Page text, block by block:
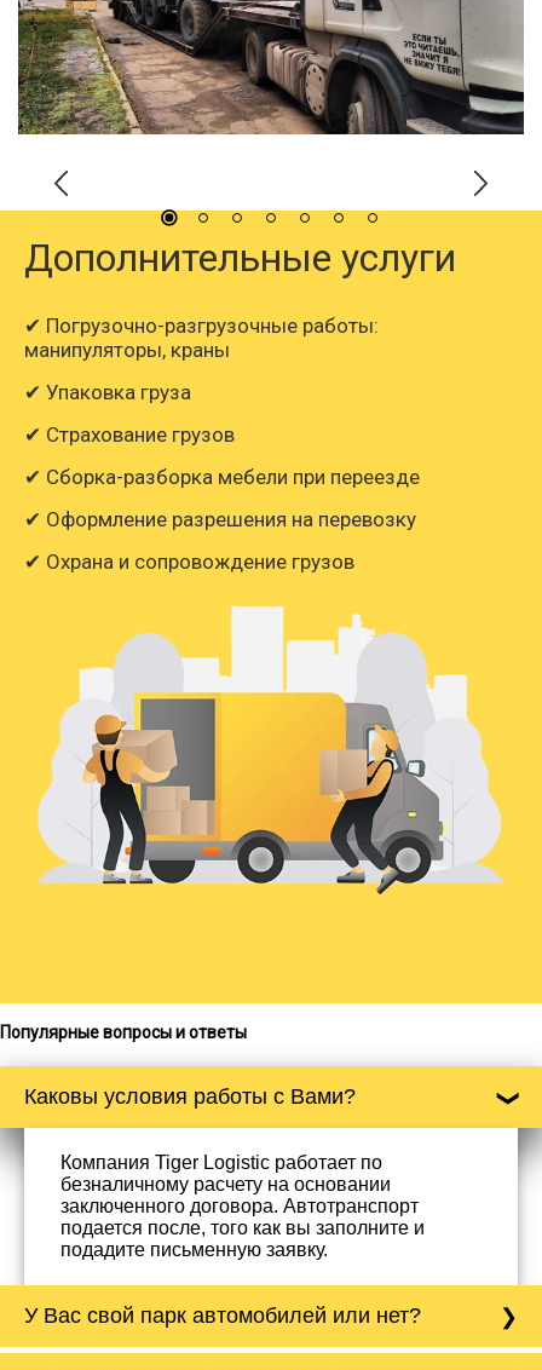
Дополнительные услуги
✔ Погрузочно-разгрузочные работы:
манипуляторы, краны
✔ Упаковка груза
✔ Страхование грузов
✔ Сборка-разборка мебели при переезде
✔ Оформление разрешения на перевозку
✔ Охрана и сопровождение грузов
Популярные вопросы и ответы
Каковы условия работы с Вами?
Компания Tiger Logistic работает по
безналичному расчету на основании
заключенного договора. Автотранспорт
подается после, того как вы заполните и
подадите письменную заявку.
У Вас свой парк автомобилей или нет?